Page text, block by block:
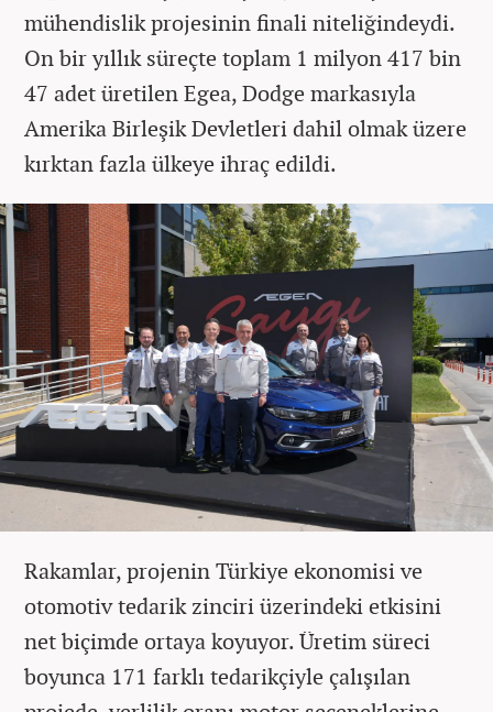
mühendislik projesinin finali niteliğindeydi.
On bir yıllık süreçte toplam 1 milyon 417 bin
47 adet üretilen Egea, Dodge markasıyla
Amerika Birleşik Devletleri dahil olmak üzere
kırktan fazla ülkeye ihraç edildi.
Rakamlar, projenin Türkiye ekonomisi ve
otomotiv tedarik zinciri üzerindeki etkisini
net biçimde ortaya koyuyor. Üretim süreci
boyunca 171 farklı tedarikçiyle çalışılan